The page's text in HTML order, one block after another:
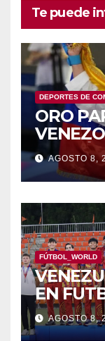
Te puede
DEPORTES DE
ORO
AGOSTO 8,
FÚTBOL_WORLD
EN
CAC
AGOSTO 8,